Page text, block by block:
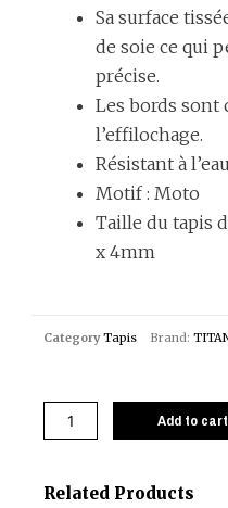
Sa surface
de soie ce qui
précise.
Les bords sont
l’effilochage.
Résistant à
Motif : Moto
Taille du tapis
x 4mm
Category Tapis Brand:
Add to cart
Related Products